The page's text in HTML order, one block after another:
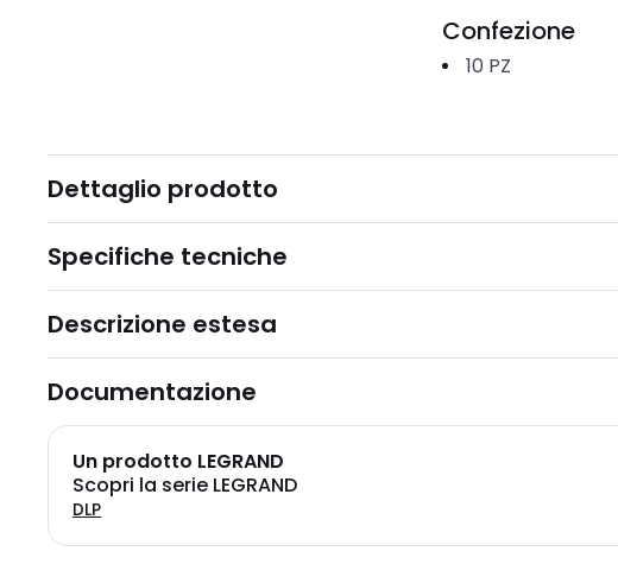
Confezione
10 PZ
Dettaglio prodotto
Specifiche tecniche
Descrizione estesa
Documentazione
Un prodotto LEGRAND
Scopri la serie LEGRAND
DLP